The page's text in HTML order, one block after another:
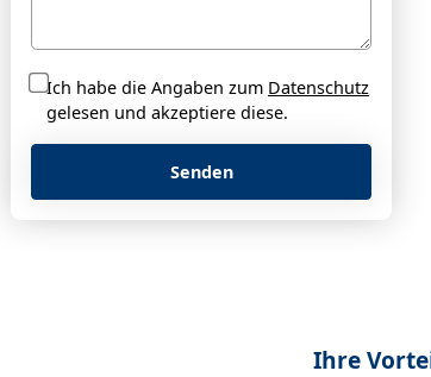
Ich habe die Angaben zum Datenschutz
gelesen und akzeptiere diese.
Senden
Ihre